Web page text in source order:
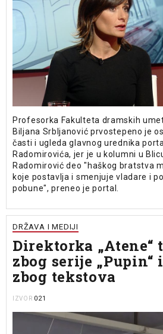
Profesorka Fakulteta dramskih
Biljana Srbljanović prvostepeno je
časti i ugleda glavnog urednika
Radomirovića, jer je u kolumni u
Radomirović deo "haškog bratstva
koje postavlja i smenjuje vladare i
pobune", preneo je portal.
DRŽAVA I MEDIJI
Direktorka „Atene“
zbog serije
zbog tekstova
IZVOR 021